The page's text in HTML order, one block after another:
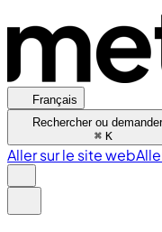
Français
Rechercher ou
⌘ K
Aller sur le site web